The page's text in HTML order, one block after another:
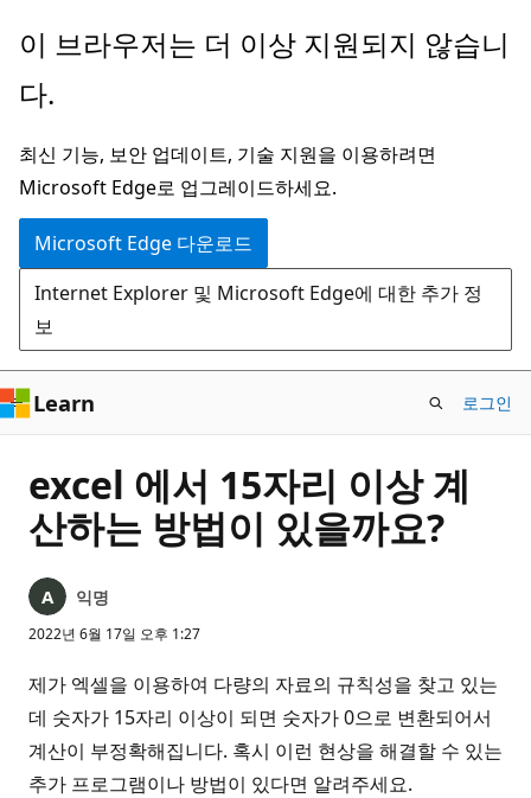
주
콘
츠
로
건
너
뛰
기
이 브라우저는 더 이상 지원되지 않습니
다.
최신 기능, 보안 업데이트, 기술 지원을 이용하려면
Microsoft Edge로 업그레이드하세요.
Microsoft Edge 다운로드
Internet Explorer 및 Microsoft Edge에 대한 추가 정
보
Learn 로그인
excel 에서 15자리 이상 계
산하는 방법이 있을까요?
익명
2022년 6월 17일 오후 1:27
제가 엑셀을 이용하여 다량의 자료의 규칙성을 찾고 있는
데 숫자가 15자리 이상이 되면 숫자가 0으로 변환되어서
계산이 부정확해집니다. 혹시 이런 현상을 해결할 수 있는
추가 프로그램이나 방법이 있다면 알려주세요.